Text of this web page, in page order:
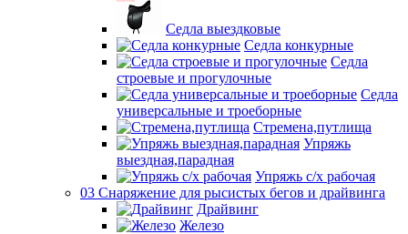
Седла выездковые
Седла конкурные
Седла
строевые и прогулочные
Седла
универсальные и троеборные
Стремена,путлища
Упряжь
выездная,парадная
Упряжь с/х рабочая
03 Снаряжение для рысистых бегов и драйвинга
Драйвинг
Железо